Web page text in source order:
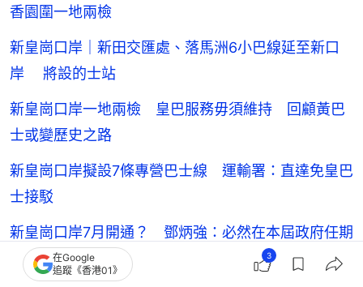
香園圍一地兩檢
新皇崗口岸｜新田交匯處、落馬洲6小巴線延至新口
岸 將設的士站
新皇崗口岸一地兩檢 皇巴服務毋須維持 回顧黃巴
士或變歷史之路
新皇崗口岸擬設7條專營巴士線 運輸署：直達免皇巴
士接駁
新皇崗口岸7月開通？ 鄧炳強：必然在本屆政府任期
內啟用在Google
追蹤《香港01》
3